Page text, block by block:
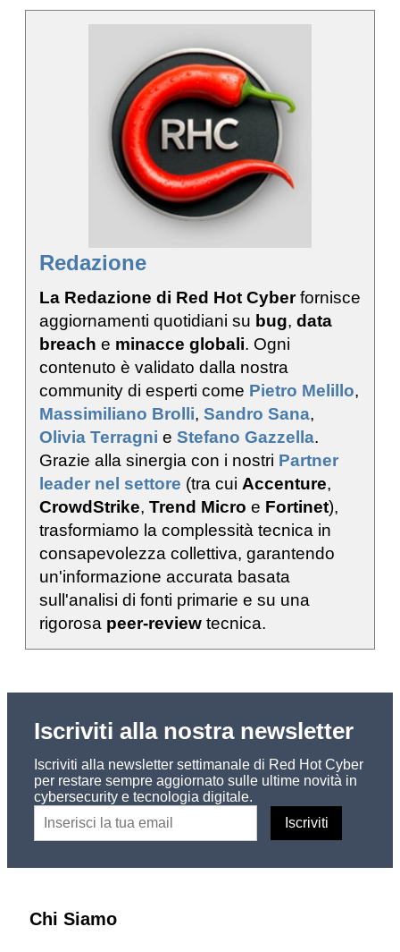
Redazione
La Redazione di Red Hot Cyberfornisce
aggiornamenti quotidiani su bug, data
breach e minacce globali. Ogni
contenuto è validato dalla nostra
community di esperti come Pietro Melillo,
Massimiliano Brolli, Sandro Sana,
Olivia Terragni e Stefano Gazzella.
Grazie alla sinergia con i nostri Partner
leader nel settore (tra cui Accenture,
CrowdStrike, Trend Micro e Fortinet),
trasformiamo la complessità tecnica in
consapevolezza collettiva, garantendo
un'informazione accurata basata
sull'analisi di fonti primarie e su una
rigorosa peer-review tecnica.
Iscriviti alla nostra newsletter
Iscriviti alla newsletter settimanale di Red Hot Cyber
per restare sempre aggiornato sulle ultime novità in
cybersecurity e tecnologia digitale.
Chi Siamo